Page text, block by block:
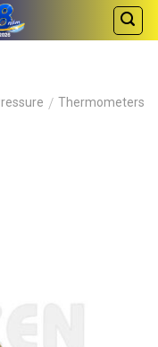
/ Thermometers